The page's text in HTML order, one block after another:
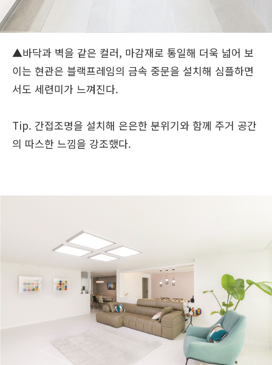
▲바닥과 벽을 같은 컬러, 마감재로 통일해 더욱 넓어 보
이는 현관은 블랙프레임의 금속 중문을 설치해 심플하면
서도 세련미가 느껴진다.
Tip. 간접조명을 설치해 은은한 분위기와 함께 주거 공간
의 따스한 느낌을 강조했다.